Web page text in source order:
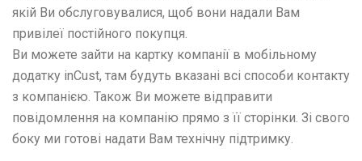
якій Ви обслуговувалися, щоб вони надали Вам
привілеї постійного покупця.
Ви можете зайти на картку компанії в мобільному
додатку inCust, там будуть вказані всі способи контакту
з компанією. Також Ви можете відправити
повідомлення на компанію прямо з її сторінки. Зі свого
боку ми готові надати Вам технічну підтримку.